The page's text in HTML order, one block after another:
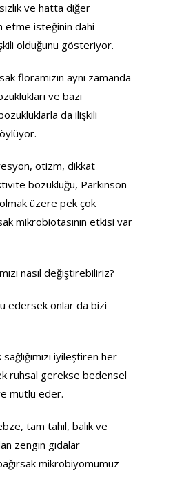
ve hatta diğer
etme isteğinin dahi
olduğunu gösteriyor.
floramızın aynı zamanda
ve bazı
da ilişkili
otizm, dikkat
bozukluğu, Parkinson
üzere pek çok
mikrobiotasının etkisi var
nasıl değiştirebiliriz?
edersek onlar da bizi
iyileştiren her
ruhsal gerekse bedensel
mutlu eder.
tam tahıl, balık ve
zengin gıdalar
mikrobiyomumuz